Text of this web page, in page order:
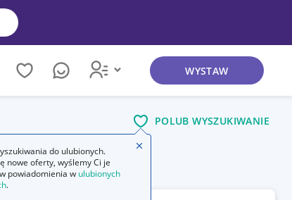
WYSTAW
POLUB WYSZUKIWANIE
do ulubionych.
nowe oferty, wyślemy Ci je
powiadomienia w ulubionych
.
Zamknij wskazówkę